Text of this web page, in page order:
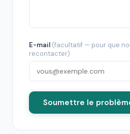
E-mail (facultatif — pour que
recontacter)
Soumettre le